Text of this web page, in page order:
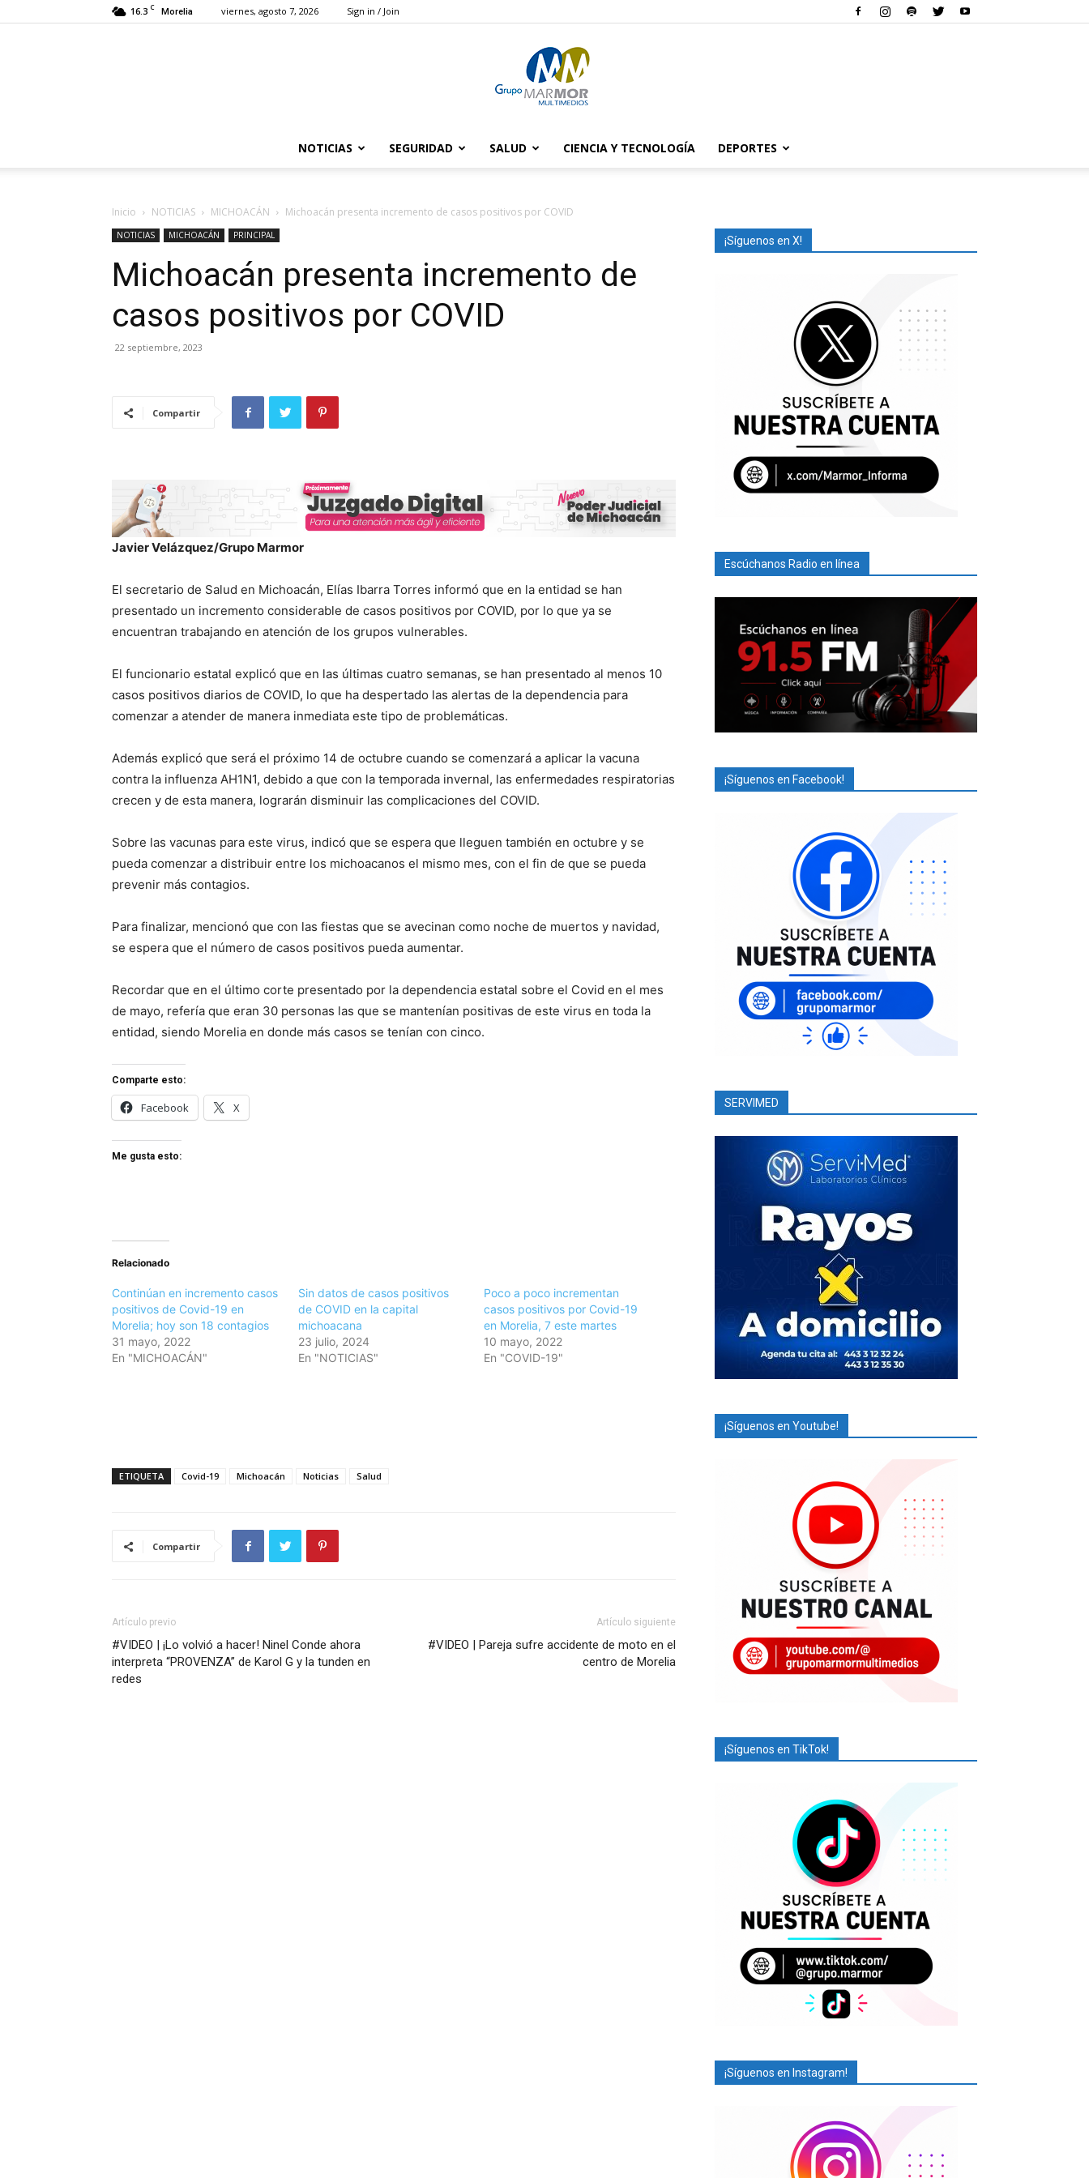
16.3 C Morelia viernes, agosto 7, 2026 Sign in / Join
Marmor
NOTICIAS SEGURIDAD SALUD CIENCIA Y TECNOLOGÍA DEPORTES
Inicio NOTICIAS MICHOACÁN Michoacán presenta incremento de casos positivos por COVID
NOTICIAS MICHOACÁN PRINCIPAL
Michoacán presenta incremento de
casos positivos por COVID
22 septiembre, 2023
Compartir
Javier Velázquez/Grupo Marmor
El secretario de Salud en Michoacán, Elías Ibarra Torres informó que en la entidad se han
presentado un incremento considerable de casos positivos por COVID, por lo que ya se
encuentran trabajando en atención de los grupos vulnerables.
El funcionario estatal explicó que en las últimas cuatro semanas, se han presentado al menos 10
casos positivos diarios de COVID, lo que ha despertado las alertas de la dependencia para
comenzar a atender de manera inmediata este tipo de problemáticas.
Además explicó que será el próximo 14 de octubre cuando se comenzará a aplicar la vacuna
contra la influenza AH1N1, debido a que con la temporada invernal, las enfermedades respiratorias
crecen y de esta manera, lograrán disminuir las complicaciones del COVID.
Sobre las vacunas para este virus, indicó que se espera que lleguen también en octubre y se
pueda comenzar a distribuir entre los michoacanos el mismo mes, con el fin de que se pueda
prevenir más contagios.
Para finalizar, mencionó que con las fiestas que se avecinan como noche de muertos y navidad,
se espera que el número de casos positivos pueda aumentar.
Recordar que en el último corte presentado por la dependencia estatal sobre el Covid en el mes
de mayo, refería que eran 30 personas las que se mantenían positivas de este virus en toda la
entidad, siendo Morelia en donde más casos se tenían con cinco.
Comparte esto:
Facebook X
Me gusta esto:
Relacionado
Continúan en incremento casos
positivos de Covid-19 en
Morelia; hoy son 18 contagios
31 mayo, 2022
En "MICHOACÁN"
Sin datos de casos positivos
de COVID en la capital
michoacana
23 julio, 2024
En "NOTICIAS"
Poco a poco incrementan
casos positivos por Covid-19
en Morelia, 7 este martes
10 mayo, 2022
En "COVID-19"
ETIQUETA Covid-19 Michoacán Noticias Salud
Compartir
Artículo previo
#VIDEO | ¡Lo volvió a hacer! Ninel Conde ahora
interpreta “PROVENZA” de Karol G y la tunden en
redes
Artículo siguiente
#VIDEO | Pareja sufre accidente de moto en el
centro de Morelia
¡Síguenos en X!
Escúchanos Radio en línea
¡Síguenos en Facebook!
SERVIMED
¡Síguenos en Youtube!
¡Síguenos en TikTok!
¡Síguenos en Instagram!